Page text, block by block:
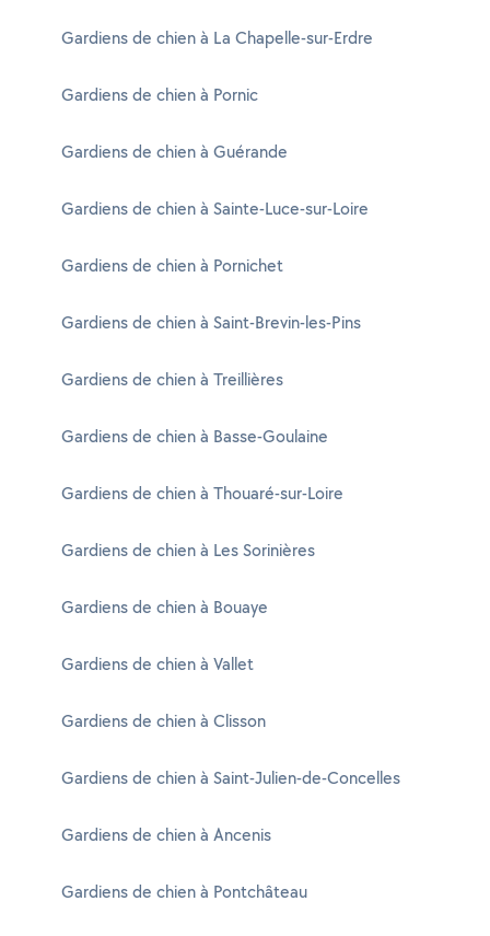
Gardiens de chien à La Chapelle-sur-Erdre
Gardiens de chien à Pornic
Gardiens de chien à Guérande
Gardiens de chien à Sainte-Luce-sur-Loire
Gardiens de chien à Pornichet
Gardiens de chien à Saint-Brevin-les-Pins
Gardiens de chien à Treillières
Gardiens de chien à Basse-Goulaine
Gardiens de chien à Thouaré-sur-Loire
Gardiens de chien à Les Sorinières
Gardiens de chien à Bouaye
Gardiens de chien à Vallet
Gardiens de chien à Clisson
Gardiens de chien à Saint-Julien-de-Concelles
Gardiens de chien à Ancenis
Gardiens de chien à Pontchâteau